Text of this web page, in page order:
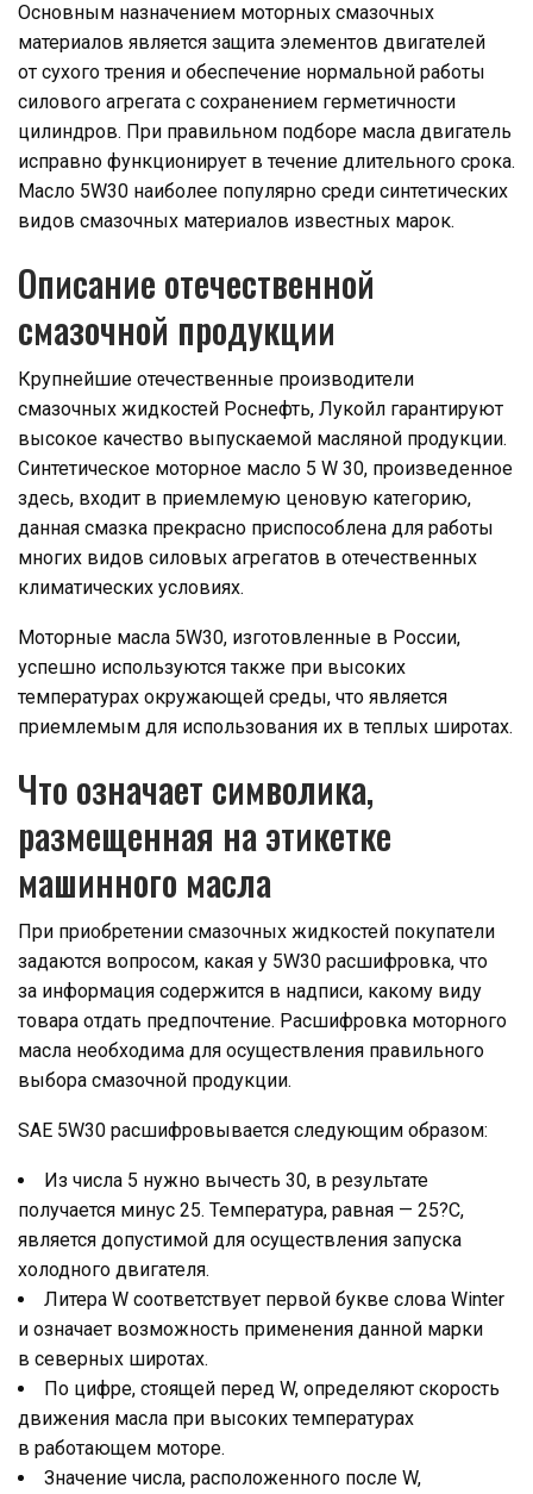
Основным назначением моторных смазочных
материалов является защита элементов двигателей
от сухого трения и обеспечение нормальной работы
силового агрегата с сохранением герметичности
цилиндров. При правильном подборе масла двигатель
исправно функционирует в течение длительного срока.
Масло 5W30 наиболее популярно среди синтетических
видов смазочных материалов известных марок.
Описание отечественной
смазочной продукции
Крупнейшие отечественные производители
смазочных жидкостей Роснефть, Лукойл гарантируют
высокое качество выпускаемой масляной продукции.
Синтетическое моторное масло 5 W 30, произведенное
здесь, входит в приемлемую ценовую категорию,
данная смазка прекрасно приспособлена для работы
многих видов силовых агрегатов в отечественных
климатических условиях.
Моторные масла 5W30, изготовленные в России,
успешно используются также при высоких
температурах окружающей среды, что является
приемлемым для использования их в теплых широтах.
Что означает символика,
размещенная на этикетке
машинного масла
При приобретении смазочных жидкостей покупатели
задаются вопросом, какая у 5W30 расшифровка, что
за информация содержится в надписи, какому виду
товара отдать предпочтение. Расшифровка моторного
масла необходима для осуществления правильного
выбора смазочной продукции.
SAE 5W30 расшифровывается следующим образом:
Из числа 5 нужно вычесть 30, в результате
получается минус 25. Температура, равная — 25?C,
является допустимой для осуществления запуска
холодного двигателя.
Литера W соответствует первой букве слова Winter
и означает возможность применения данной марки
в северных широтах.
По цифре, стоящей перед W, определяют скорость
движения масла при высоких температурах
в работающем моторе.
Значение числа, расположенного после W,